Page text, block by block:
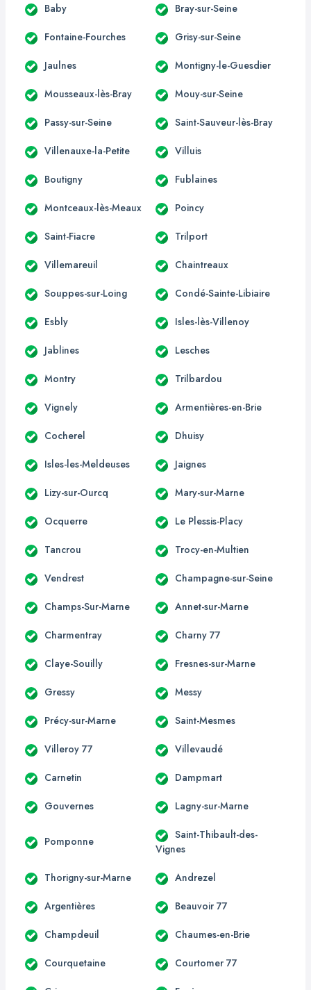
Baby Bray-sur-Seine
Fontaine-Fourches Grisy-sur-Seine
Jaulnes Montigny-le-Guesdier
Mousseaux-lès-Bray Mouy-sur-Seine
Passy-sur-Seine Saint-Sauveur-lès-Bray
Villenauxe-la-Petite Villuis
Boutigny Fublaines
Montceaux-lès-Meaux Poincy
Saint-Fiacre Trilport
Villemareuil Chaintreaux
Souppes-sur-Loing Condé-Sainte-Libiaire
Esbly Isles-lès-Villenoy
Jablines Lesches
Montry Trilbardou
Vignely Armentières-en-Brie
Cocherel Dhuisy
Isles-les-Meldeuses Jaignes
Lizy-sur-Ourcq Mary-sur-Marne
Ocquerre Le Plessis-Placy
Tancrou Trocy-en-Multien
Vendrest Champagne-sur-Seine
Champs-Sur-Marne Annet-sur-Marne
Charmentray Charny 77
Claye-Souilly Fresnes-sur-Marne
Gressy Messy
Précy-sur-Marne Saint-Mesmes
Villeroy 77 Villevaudé
Carnetin Dampmart
Gouvernes Lagny-sur-Marne
Pomponne
Saint-Thibault-des-
Vignes
Thorigny-sur-Marne Andrezel
Argentières Beauvoir 77
Champdeuil Chaumes-en-Brie
Courquetaine Courtomer 77